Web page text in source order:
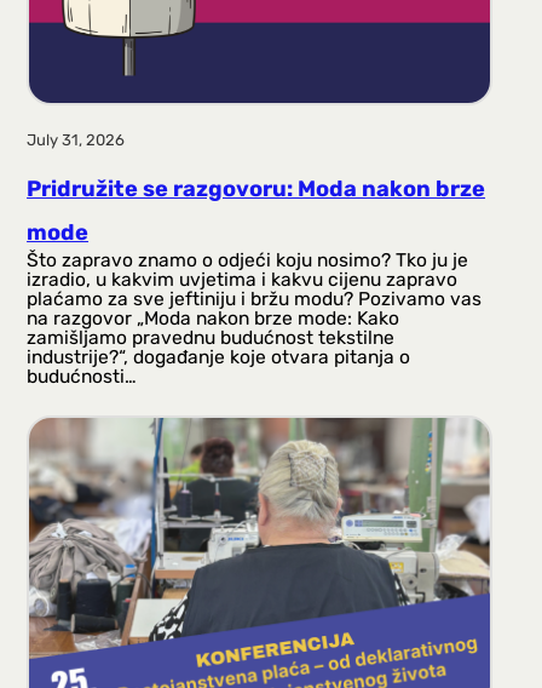
July 31, 2026
Pridružite se razgovoru: Moda nakon brze
mode
Što zapravo znamo o odjeći koju nosimo? Tko ju je
izradio, u kakvim uvjetima i kakvu cijenu zapravo
plaćamo za sve jeftiniju i bržu modu? Pozivamo vas
na razgovor „Moda nakon brze mode: Kako
zamišljamo pravednu budućnost tekstilne
industrije?“, događanje koje otvara pitanja o
budućnosti…